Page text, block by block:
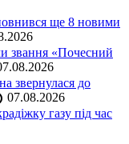
ще 8 новими
звання «Почесний
звернулася до
07.08.2026
газу під час